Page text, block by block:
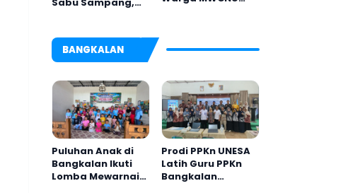
BANGKALAN
Puluhan Anak di
Bangkalan Ikuti
Lomba Mewarnai
Prodi PPKn UNESA
Latih Guru PPKn
Bangkalan